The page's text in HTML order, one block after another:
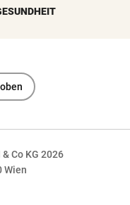
Co KG 2026
Wien